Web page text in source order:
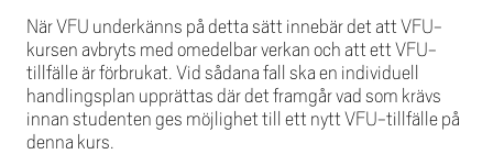
När VFU underkänns på detta sätt innebär det att VFU-
kursen avbryts med omedelbar verkan och att ett VFU-
tillfälle är förbrukat. Vid sådana fall ska en individuell
handlingsplan upprättas där det framgår vad som krävs
innan studenten ges möjlighet till ett nytt VFU-tillfälle på
denna kurs.